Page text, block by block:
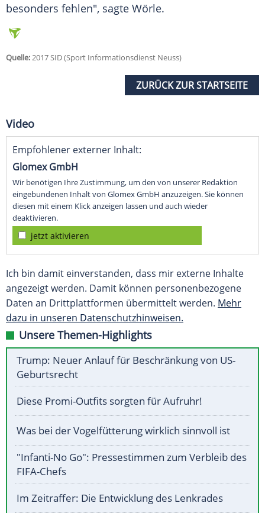
besonders fehlen", sagte Wörle.
Quelle:2017 SID (Sport Informationsdienst Neuss)
ZURÜCK ZUR STARTSEITE
Video
Empfohlener externer Inhalt:
Glomex GmbH
Wir benötigen Ihre Zustimmung, um den von unserer Redaktion
eingebundenen Inhalt von Glomex GmbH anzuzeigen. Sie können
diesen mit einem Klick anzeigen lassen und auch wieder
deaktivieren.
jetzt aktivieren
Ich bin damit einverstanden, dass mir externe Inhalte
angezeigt werden. Damit können personenbezogene
Daten an Drittplattformen übermittelt werden. Mehr
dazu in unseren Datenschutzhinweisen.
Unsere Themen-Highlights
Trump: Neuer Anlauf für Beschränkung von US-
Geburtsrecht
Diese Promi-Outfits sorgten für Aufruhr!
Was bei der Vogelfütterung wirklich sinnvoll ist
"Infanti-No Go": Pressestimmen zum Verbleib des
FIFA-Chefs
Im Zeitraffer: Die Entwicklung des Lenkrades